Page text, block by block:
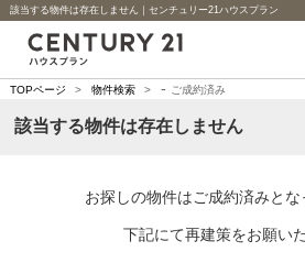
該当する物件は存在しません｜センチュリー21ハウスプラン
TOPページ > 物件検索 > - ご成約済み
該当する物件は存在しません
お探しの物件はご成約済みとな
下記にて再建策をお願い